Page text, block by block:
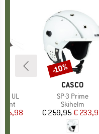
3P UL
prijs
MERK
CASCO
Artikel
SP-3 Prime
Productgroep
Skihelm
Prijs
€ 259,95€
Korting
-10%